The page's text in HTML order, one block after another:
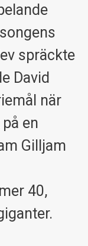
spräckte
David
när
en
Gilljam
40,